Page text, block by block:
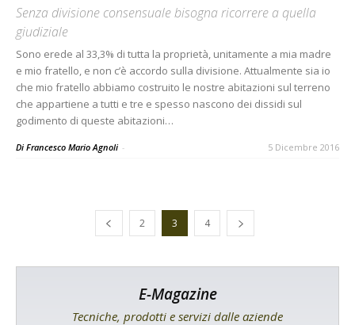
Senza divisione consensuale bisogna ricorrere a quella
giudiziale
Sono erede al 33,3% di tutta la proprietà, unitamente a mia madre
e mio fratello, e non c’è accordo sulla divisione. Attualmente sia io
che mio fratello abbiamo costruito le nostre abitazioni sul terreno
che appartiene a tutti e tre e spesso nascono dei dissidi sul
godimento di queste abitazioni…
Di Francesco Mario Agnoli - 5 Dicembre 2016
2 3 4
E-Magazine
Tecniche, prodotti e servizi dalle aziende